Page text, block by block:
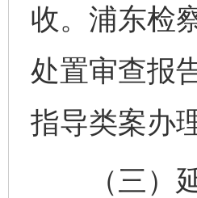
收。浦东检
处置审查报
指导类案办
（三）延